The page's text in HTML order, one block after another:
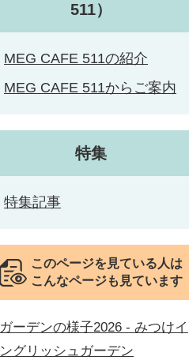
511）
MEG CAFE 511の紹介
MEG CAFE 511からご案内
特集
特集記事
このページを見ている人は
こんなページも見ています
ガーデンの様子2026 - みつけイ
ングリッシュガーデン